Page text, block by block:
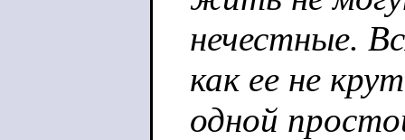
нечестные.
как ее не
одной